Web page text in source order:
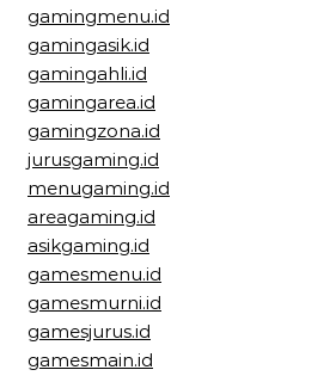
gamingmenu.id
gamingasik.id
gamingahli.id
gamingarea.id
gamingzona.id
jurusgaming.id
menugaming.id
areagaming.id
asikgaming.id
gamesmenu.id
gamesmurni.id
gamesjurus.id
gamesmain.id